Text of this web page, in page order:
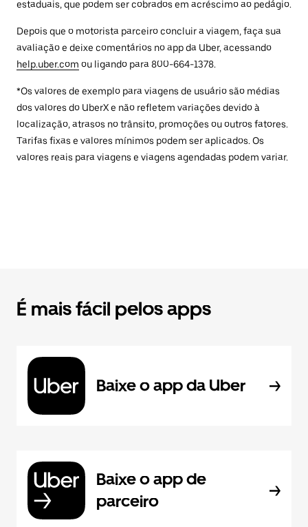
estaduais, que podem ser cobrados em acréscimo ao pedágio.
Depois que o motorista parceiro concluir a viagem, faça sua
avaliação e deixe comentários no app da Uber, acessando
help.uber.com ou ligando para 800-664-1378.
*Os valores de exemplo para viagens de usuário são médias
dos valores do UberX e não refletem variações devido à
localização, atrasos no trânsito, promoções ou outros fatores.
Tarifas fixas e valores mínimos podem ser aplicados. Os
valores reais para viagens e viagens agendadas podem variar.
É mais fácil pelos apps
Baixe o app da Uber
Baixe o app de
parceiro